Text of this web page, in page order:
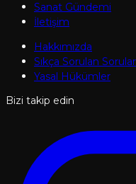
Sanat Gündemi
İletişim
Hakkımızda
Sıkça Sorulan Sorular
Yasal Hükümler
Bizi takip edin